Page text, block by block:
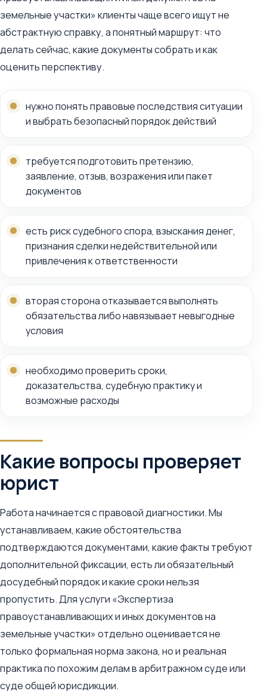
земельные участки» клиенты чаще всего ищут не
абстрактную справку, а понятный маршрут: что
делать сейчас, какие документы собрать и как
оценить перспективу.
нужно понять правовые последствия ситуации
и выбрать безопасный порядок действий
требуется подготовить претензию,
заявление, отзыв, возражения или пакет
документов
есть риск судебного спора, взыскания денег,
признания сделки недействительной или
привлечения к ответственности
вторая сторона отказывается выполнять
обязательства либо навязывает невыгодные
условия
необходимо проверить сроки,
доказательства, судебную практику и
возможные расходы
Какие вопросы проверяет
юрист
Работа начинается с правовой диагностики. Мы
устанавливаем, какие обстоятельства
подтверждаются документами, какие факты требуют
дополнительной фиксации, есть ли обязательный
досудебный порядок и какие сроки нельзя
пропустить. Для услуги «Экспертиза
правоустанавливающих и иных документов на
земельные участки» отдельно оценивается не
только формальная норма закона, но и реальная
практика по похожим делам в арбитражном суде или
суде общей юрисдикции.